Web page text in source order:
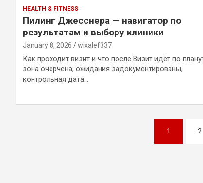
HEALTH & FITNESS
Пилинг Джесснера — навигатор по
результатам и выбору клиники
January 8, 2026 wixalef337
Как проходит визит и что после Визит идёт по плану:
зона очерчена, ожидания задокументированы,
контрольная дата…
1 2